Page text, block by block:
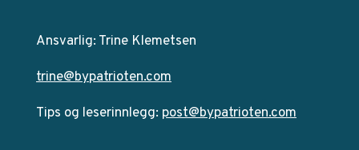
Ansvarlig: Trine Klemetsen
trine@bypatrioten.com
Tips og leserinnlegg: post@bypatrioten.com